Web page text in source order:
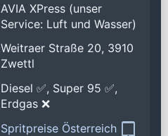
AVIA XPress (unser
Service: Luft und Wasser)
Weitraer Straße 20, 3910
Zwettl
Diesel ✅, Super 95 ✅,
Erdgas ❌
Spritpreise Österreich